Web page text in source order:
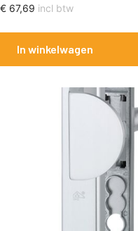
€ 67,69 incl btw
In winkelwagen